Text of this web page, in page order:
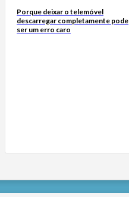
Porque deixar o telemóvel
descarregar completamente pode
ser um erro caro